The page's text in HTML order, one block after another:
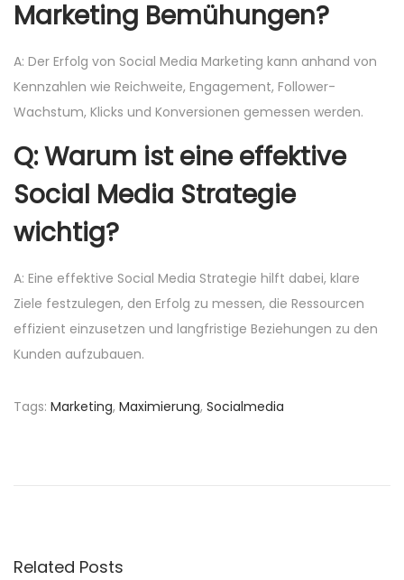
Marketing Bemühungen?
A: Der Erfolg von Social Media Marketing kann anhand von
Kennzahlen wie Reichweite, Engagement, Follower-
Wachstum, Klicks und Konversionen gemessen werden.
Q: Warum ist eine effektive
Social Media Strategie
wichtig?
A: Eine effektive Social Media Strategie hilft dabei, klare
Ziele festzulegen, den Erfolg zu messen, die Ressourcen
effizient einzusetzen und langfristige Beziehungen zu den
Kunden aufzubauen.
Tags: Marketing, Maximierung, Socialmedia
o
Related Posts